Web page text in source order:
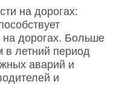
на дорогах:
на дорогах. Больше
в летний период
аварий и
и